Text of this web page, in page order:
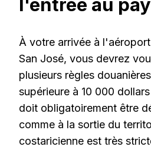
À votre arrivée à
San José, vous devrez
plusieurs règles
supérieure à 10 000
doit obligatoirement être
comme à la sortie du
costaricienne est très